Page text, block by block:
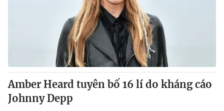
Amber Heard tuyên bố 16 lí do kháng cáo
Johnny Depp